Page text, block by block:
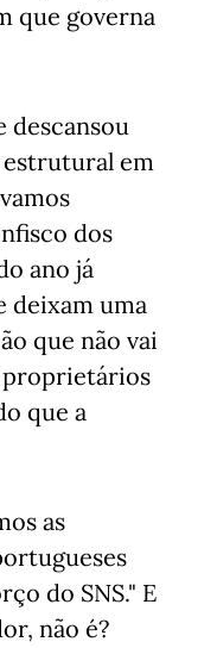
que governa
descansou
estrutural em
dos
ano já
deixam uma
que não vai
proprietários
que a
as
do SNS." E
não é?